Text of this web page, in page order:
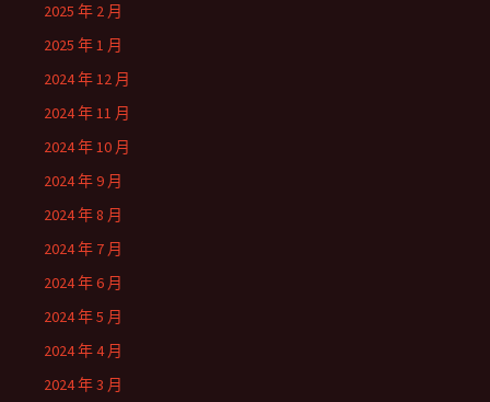
2025 年 2 月
2025 年 1 月
2024 年 12 月
2024 年 11 月
2024 年 10 月
2024 年 9 月
2024 年 8 月
2024 年 7 月
2024 年 6 月
2024 年 5 月
2024 年 4 月
2024 年 3 月